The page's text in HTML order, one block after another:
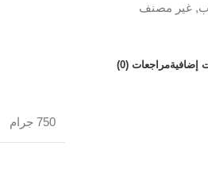
, غير مصنف
إضافيةمراجعات (0)
750 جرام